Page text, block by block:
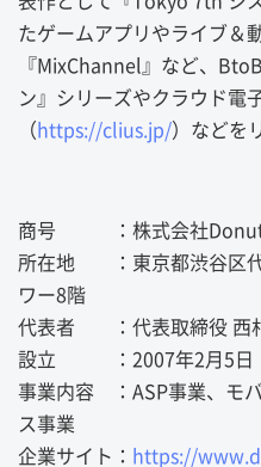
たゲームアプリやライブ＆
『MixChannel』など、
ン』シリーズやクラウド電
（ https://clius.jp/）などを
商号 ：株式会社
所在地 ：東京都渋谷区代
ワー8階
代表者 ：代表取締役 西
設立 ：2007年2月5日
事業内容 ：ASP事業、モ
ス事業
企業サイト：
https://